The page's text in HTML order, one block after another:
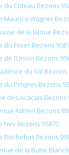
du Coteau Bezons
Maurice Wagner
de la Jajoue
du Foyer Bezons
l’Union Bezons
du Val Bezons
du Progres Bezons
des Acacias Bezons
Adrien Bezons
Ney Bezons 95870
Rochefort Bezons
de la Butte